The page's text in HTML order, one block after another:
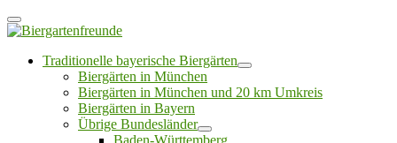
Traditionelle bayerische Biergärten
Biergärten in München
Biergärten in München und 20 km Umkreis
Biergärten in Bayern
Übrige Bundesländer
Baden-Württemberg